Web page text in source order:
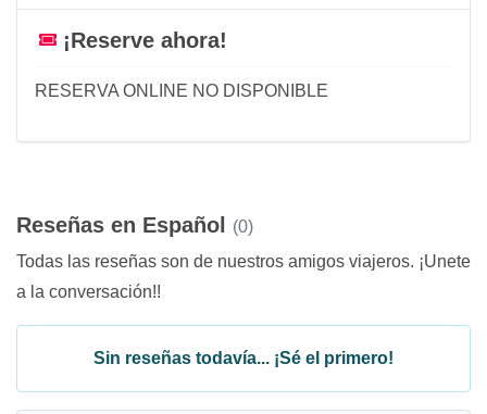
¡Reserve ahora!
RESERVA ONLINE NO DISPONIBLE
Reseñas en Español
(0)
Todas las reseñas son de nuestros amigos viajeros. ¡Unete
a la conversación!!
Sin reseñas todavía... ¡Sé el primero!